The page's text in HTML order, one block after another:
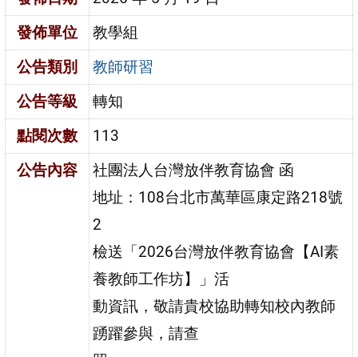
發佈單位
教學組
公告類別
教師研習
公告等級
轉知
點閱次數
113
公告內容
社團法人台灣放伴教育協會 函
地址：108台北市萬華區康定路218號
2
檢送「2026台灣放伴教育協會【AI素
養教師工作坊】」活
動資訊，敬請貴校協助轉知校內教師
踴躍參與，請查